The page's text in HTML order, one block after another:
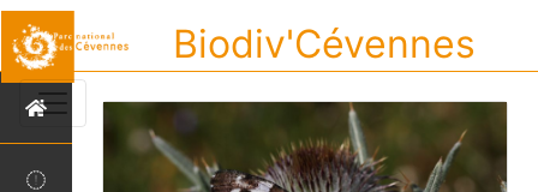
Biodiv'Cévennes